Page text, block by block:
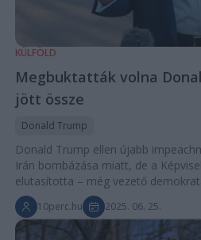
KÜLFÖLD
Megbuktatták volna
jött össze
Donald Trump
Donald Trump ellen újabb
Irán bombázása miatt, de a
elutasította – még vezető
10perc.hu 2025. 06. 25.